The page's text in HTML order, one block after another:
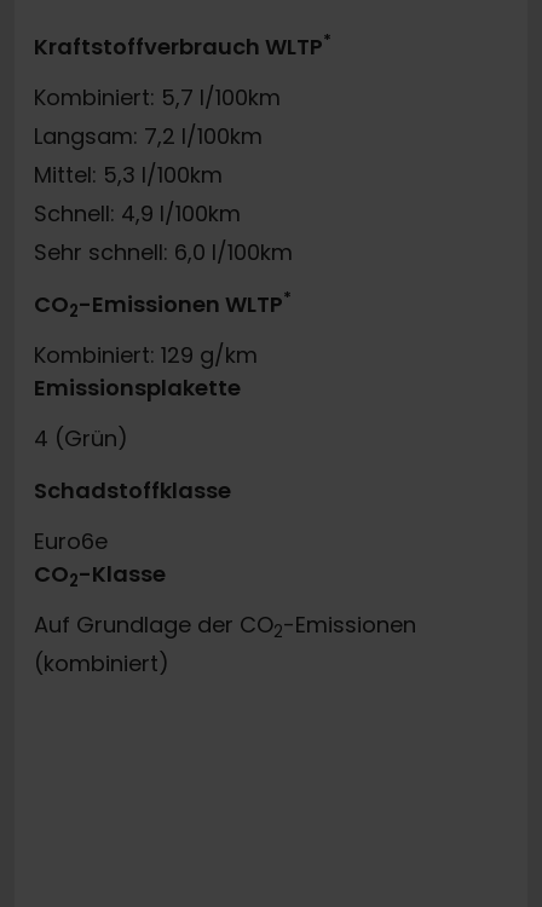
Kraftstoffverbrauch WLTP*
Kombiniert: 5,7 l/100km
Langsam: 7,2 l/100km
Mittel: 5,3 l/100km
Schnell: 4,9 l/100km
Sehr schnell: 6,0 l/100km
CO2-Emissionen WLTP*
Kombiniert: 129 g/km
Emissionsplakette
4 (Grün)
Schadstoffklasse
Euro6e
CO2-Klasse
Auf Grundlage der CO2-Emissionen
(kombiniert)